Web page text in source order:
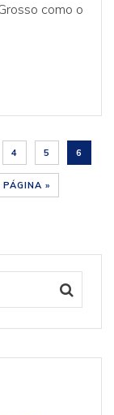
como o
4 5 6
»